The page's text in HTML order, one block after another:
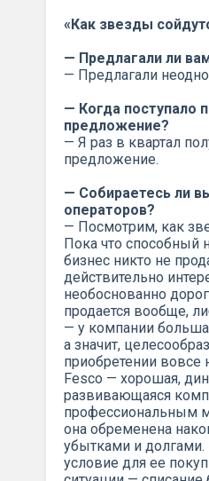
«Как звезды
— Предлагали ли
— Предлагали
— Когда поступало
предложение?
— Я раз в квартал
предложение.
— Собираетесь ли
операторов?
— Посмотрим, как
Пока что способный
бизнес никто не
действительно
необоснованно
продается вообще,
— у компании
а значит,
приобретении вовсе
Fesco — хорошая,
развивающаяся
профессиональным
она обременена
убытками и долгами.
условие для ее